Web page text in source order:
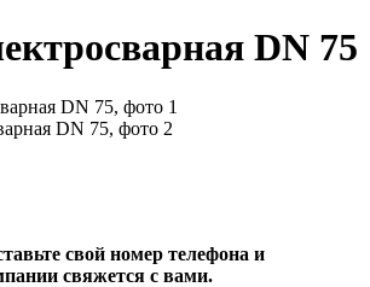
DN 75
свой номер телефона и
свяжется с вами.